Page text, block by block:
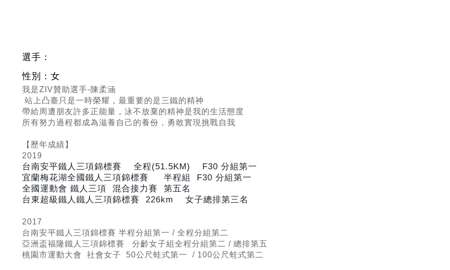
選手：
性別：女
我是ZIV贊助選手-陳柔涵
站上凸臺只是一時榮耀，最重要的是三鐵的精神
帶給周遭朋友許多正能量，泳不放棄的精神是我的生活態度
所有努力過程都成為滋養自己的養份，勇敢實現挑戰自我
【歷年成績】
2019
台南安平鐵人三項錦標賽 全程(51.5KM) F30 分組第一
宜蘭梅花湖全國鐵人三項錦標賽 半程組 F30 分組第一
全國運動會 鐵人三項 混合接力賽 第五名
台東超級鐵人鐵人三項錦標賽 226km 女子總排第三名
2017
台南安平鐵人三項錦標賽 半程分組第一 / 全程分組第二
亞洲盃福隆鐵人三項錦標賽 分齡女子組全程分組第二 / 總排第五
桃園市運動大會 社會女子 50公尺蛙式第一 / 100公尺蛙式第二